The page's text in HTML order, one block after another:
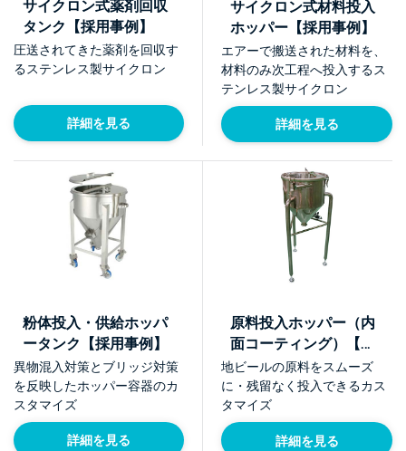
サイクロン式薬剤回収
タンク【採用事例】
圧送されてきた薬剤を回収す
るステンレス製サイクロン
詳細を見る
サイクロン式材料投入
ホッパー【採用事例】
エアーで搬送された材料を、
材料のみ次工程へ投入するス
テンレス製サイクロン
詳細を見る
粉体投入・供給ホッパ
ータンク【採用事例】
異物混入対策とブリッジ対策
を反映したホッパー容器のカ
スタマイズ
詳細を見る
原料投入ホッパー（内
面コーティング）【採
用事例】
地ビールの原料をスムーズ
に・残留なく投入できるカス
タマイズ
詳細を見る